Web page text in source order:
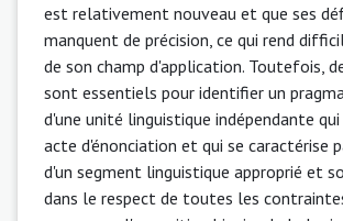
est relativement nouveau et que ses
manquent de précision, ce qui rend
de son champ d'application. Toutefois,
sont essentiels pour identifier un
d'une unité linguistique indépendante
acte d'énonciation et qui se caractérise
d'un segment linguistique approprié et
dans le respect de toutes les